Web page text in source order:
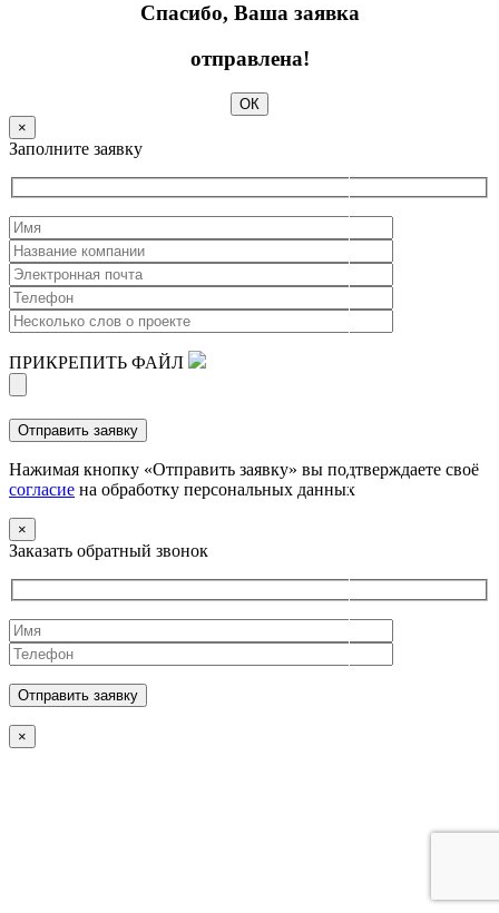
Спасибо, Ваша заявка
отправлена!
ОК
×
Заполните заявку
ПРИКРЕПИТЬ ФАЙЛ
Нажимая кнопку «Отправить заявку» вы подтверждаете своё
согласие на обработку персональных данных
×
Заказать обратный звонок
×